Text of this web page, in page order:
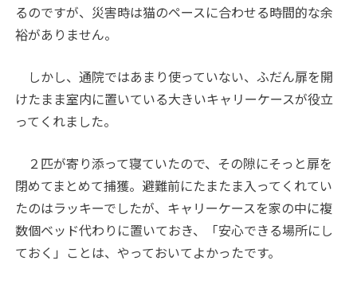
るのですが、災害時は猫のペースに合わせる時間的な余
裕がありません。
しかし、通院ではあまり使っていない、ふだん扉を開
けたまま室内に置いている大きいキャリーケースが役立
ってくれました。
２匹が寄り添って寝ていたので、その隙にそっと扉を
閉めてまとめて捕獲。避難前にたまたま入ってくれてい
たのはラッキーでしたが、キャリーケースを家の中に複
数個ベッド代わりに置いておき、「安心できる場所にし
ておく」ことは、やっておいてよかったです。